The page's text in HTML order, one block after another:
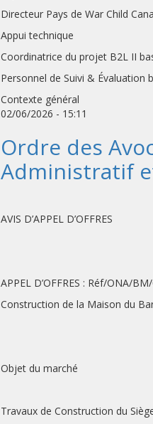
Directeur Pays de War Child
Appui technique
Coordinatrice du projet B2L II
Personnel de Suivi & Évaluation
Contexte général
02/06/2026 - 15:11
Ordre des
Administratif
AVIS D’APPEL D’OFFRES
APPEL D’OFFRES : Réf/ONA/
Construction de la Maison du
Objet du marché
Travaux de Construction du